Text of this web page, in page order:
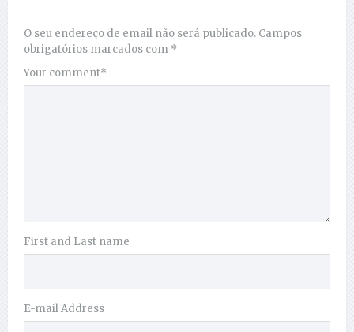
O seu endereço de email não será publicado. Campos
obrigatórios marcados com *
Your comment*
First and Last name
E-mail Address